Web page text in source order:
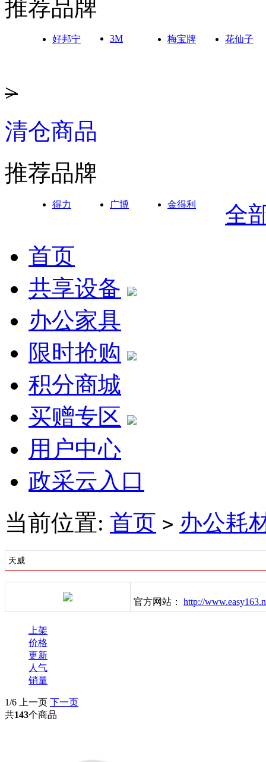
推荐品牌
好邦宁 3M 梅宝牌 花仙子
>
清仓商品
推荐品牌
得力 广博 金得利
全
首页
共享设备
办公家具
限时抢购
积分商城
买赠专区
用户中心
政采云入口
当前位置: 首页 > 办公耗
天威
官方网站： http://
上架
价格
更新
人气
销量
1/6 上一页 下一页
共143个商品